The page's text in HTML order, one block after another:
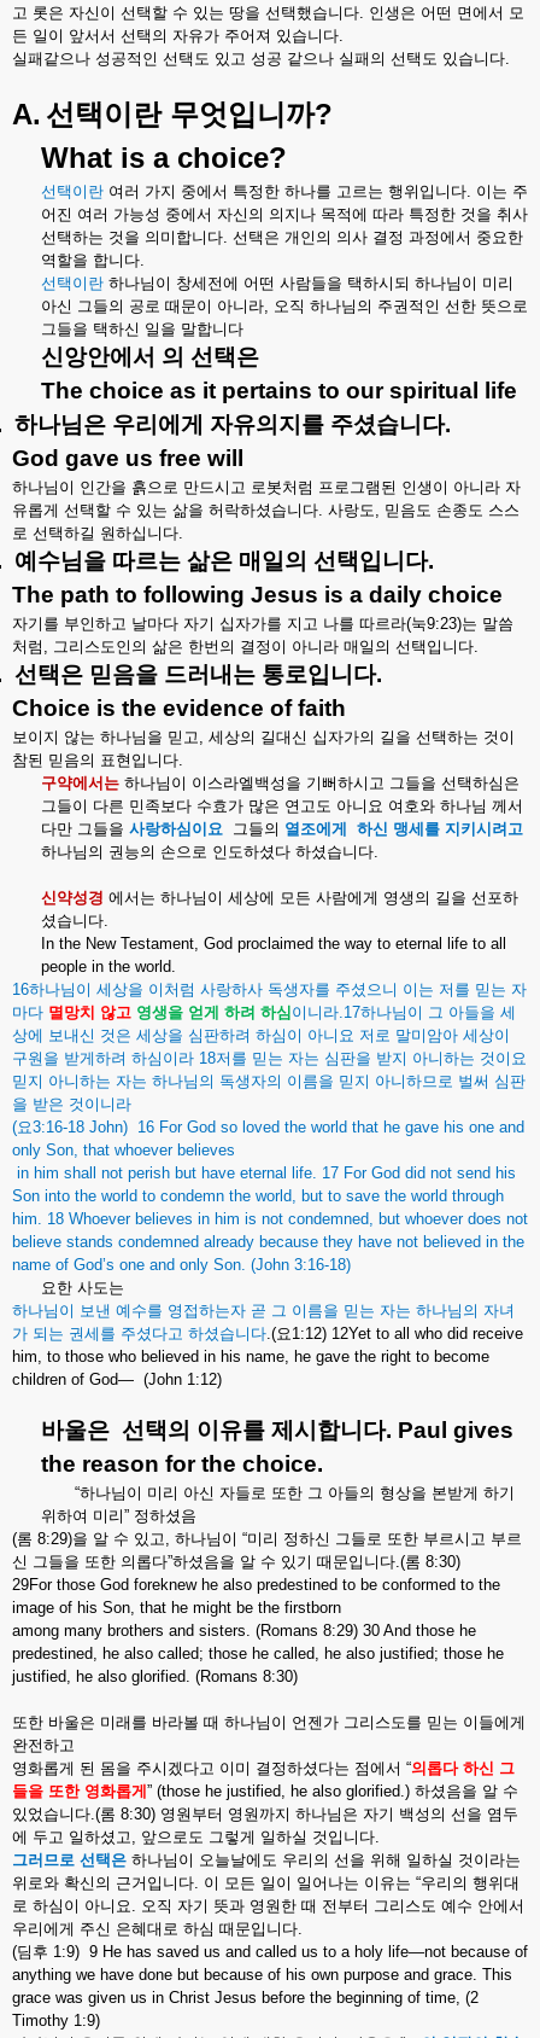
고 롯은 자신이 선택할 수 있는 땅을 선택했습니다. 인생은 어떤 면에서 모
든 일이 앞서서 선택의 자유가 주어져 있습니다.
실패같으나 성공적인 선택도 있고 성공 같으나 실패의 선택도 있습니다.
A. 선택이란 무엇입니까?
What is a choice?
선택이란 여러 가지 중에서 특정한 하나를 고르는 행위입니다. 이는 주
어진 여러 가능성 중에서 자신의 의지나 목적에 따라 특정한 것을 취사
선택하는 것을 의미합니다. 선택은 개인의 의사 결정 과정에서 중요한
역할을 합니다.
선택이란 하나님이 창세전에 어떤 사람들을 택하시되 하나님이 미리
아신 그들의 공로 때문이 아니라, 오직 하나님의 주권적인 선한 뜻으로
그들을 택하신 일을 말합니다
신앙안에서 의 선택은
The choice as it pertains to our spiritual life
하나님은 우리에게 자유의지를 주셨습니다.
God gave us free will
하나님이 인간을 흙으로 만드시고 로봇처럼 프로그램된 인생이 아니라 자
유롭게 선택할 수 있는 삶을 허락하셨습니다. 사랑도, 믿음도 손종도 스스
로 선택하길 원하십니다.
예수님을 따르는 삶은 매일의 선택입니다.
The path to following Jesus is a daily choice
자기를 부인하고 날마다 자기 십자가를 지고 나를 따르라(눅9:23)는 말씀
처럼 , 그리스도인의 삶은 한번의 결정이 아니라 매일의 선택입니다.
선택은 믿음을 드러내는 통로입니다.
Choice is the evidence of faith
보이지 않는 하나님을 믿고, 세상의 길대신 십자가의 길을 선택하는 것이
참된 믿음의 표현입니다.
구약에서는 하나님이 이스라엘백성을 기뻐하시고 그들을 선택하심은
그들이 다른 민족보다 수효가 많은 연고도 아니요 여호와 하나님 께서
다만 그들을 사랑하심이요 그들의 열조에게 하신 맹세를 지키시려고
하나님의 권능의 손으로 인도하셨다 하셨습니다.
신약성경 에서는 하나님이 세상에 모든 사람에게 영생의 길을 선포하
셨습니다.
In the New Testament, God proclaimed the way to eternal life to all
people in the world.
16하나님이 세상을 이처럼 사랑하사 독생자를 주셨으니 이는 저를 믿는 자
마다 멸망치 않고 영생을 얻게 하려 하심 이니라.17하나님이 그 아들을 세
상에 보내신 것은 세상을 심판하려 하심이 아니요 저로 말미암아 세상이
구원을 받게하려 하심이라 18저를 믿는 자는 심판을 받지 아니하는 것이요
믿지 아니하는 자는 하나님의 독생자의 이름을 믿지 아니하므로 벌써 심판
을 받은 것이니라
(요3:16-18 John) 16 For God so loved the world that he gave his one and
only Son, that whoever believes
in him shall not perish but have eternal life. 17 For God did not send his
Son into the world to condemn the world, but to save the world through
him. 18 Whoever believes in him is not condemned, but whoever does not
believe stands condemned already because they have not believed in the
name of God’s one and only Son. (John 3:16-18)
요한 사도는
하나님이 보낸 예수를 영접하는자 곧 그 이름을 믿는 자는 하나님의 자녀
가 되는 권세를 주셨다고 하셨습니다.(요1:12) 12Yet to all who did receive
him, to those who believed in his name, he gave the right to become
children of God— (John 1:12)
바울은 선택의 이유를 제시합니다. Paul gives
the reason for the choice.
“하나님이 미리 아신 자들로 또한 그 아들의 형상을 본받게 하기
위하여 미리” 정하셨음
(롬 8:29)을 알 수 있고, 하나님이 “미리 정하신 그들로 또한 부르시고 부르
신 그들을 또한 의롭다”하셨음을 알 수 있기 때문입니다.(롬 8:30)
29For those God foreknew he also predestined to be conformed to the
image of his Son, that he might be the firstborn
among many brothers and sisters. (Romans 8:29) 30 And those he
predestined, he also called; those he called, he also justified; those he
justified, he also glorified. (Romans 8:30)
또한 바울은 미래를 바라볼 때 하나님이 언젠가 그리스도를 믿는 이들에게
완전하고
영화롭게 된 몸을 주시겠다고 이미 결정하셨다는 점에서 “의롭다 하신 그
들을 또한 영화롭게 ” (those he justified, he also glorified.) 하셨음을 알 수
있었습니다.(롬 8:30) 영원부터 영원까지 하나님은 자기 백성의 선을 염두
에 두고 일하셨고, 앞으로도 그렇게 일하실 것입니다.
그러므로 선택은 하나님이 오늘날에도 우리의 선을 위해 일하실 것이라는
위로와 확신의 근거입니다. 이 모든 일이 일어나는 이유는 “우리의 행위대
로 하심이 아니요. 오직 자기 뜻과 영원한 때 전부터 그리스도 예수 안에서
우리에게 주신 은혜대로 하심 때문입니다.
(딤후 1:9) 9 He has saved us and called us to a holy life—not because of
anything we have done but because of his own purpose and grace. This
grace was given us in Christ Jesus before the beginning of time, (2
Timothy 1:9)